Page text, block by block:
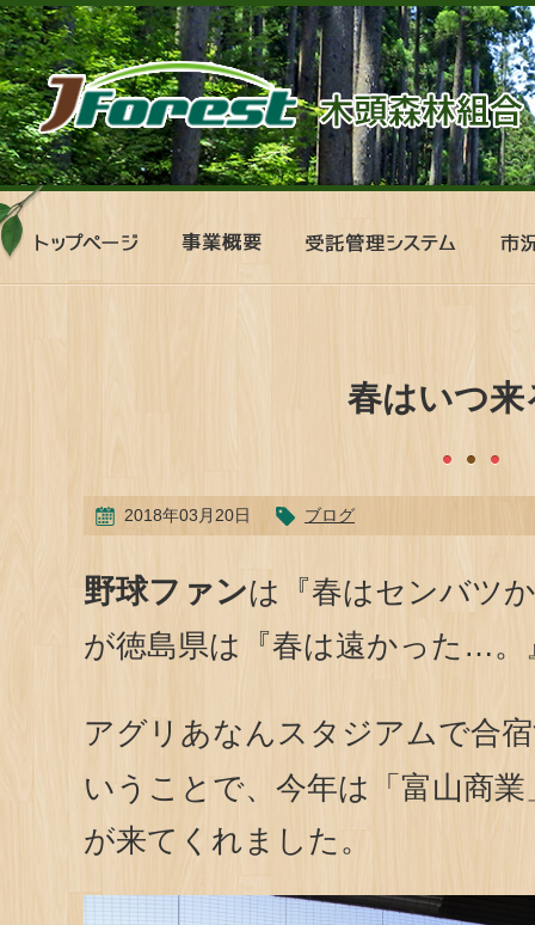
ッ
ペ
業
要
託
理
況
春はいつ来
2018年03月20日 ブログ
野球ファンは『春はセンバツ
が徳島県は『春は遠かった…。
アグリあなんスタジアムで合
いうことで、今年は「富山商
が来てくれました。